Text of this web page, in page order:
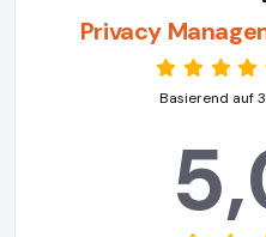
Privacy
Basierend auf